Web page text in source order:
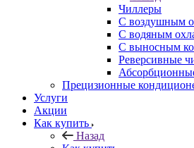
Чиллеры
С воздушным
С водяным
С выносным
Реверсивные
Прецизионные
Услуги
Акции
Как купить
Назад